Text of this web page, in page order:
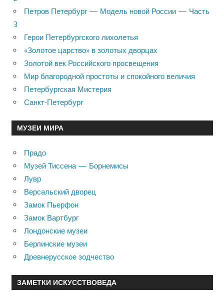
Петров Петербург — Модель новой России — Часть
3
Герои Петербургского лихолетья
«Золотое царство» в золотых дворцах
Золотой век Российского просвещения
Мир благородной простоты и спокойного величия
Петербургская Мистерия
Санкт-Петербург
МУЗЕИ МИРА
Прадо
Музей Тиссена — Борнемисы
Лувр
Версальский дворец
Замок Пьерфон
Замок Вартбург
Лондонские музеи
Берлинские музеи
Древнерусское зодчество
ЗАМЕТКИ ИСКУССТВОВЕДА